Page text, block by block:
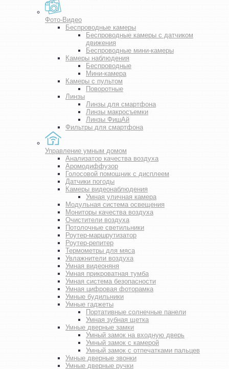
Фото-Видео
Беспроводные камеры
Беспроводные камеры с датчиком
движения
Беспроводные мини-камеры
Камеры наблюдения
Беспроводные
Мини-камера
Камеры с пультом
Поворотные
Линзы
Линзы для смартфона
Линзы макросъемки
Линзы ФишАй
Фильтры для смартфона
Управление умным домом
Анализатор качества воздуха
Аромодиффузор
Голосовой помощник с дисплеем
Датчики погоды
Камеры видеонаблюдения
Умная уличная камера
Модульная система освещения
Мониторы качества воздуха
Очистители воздуха
Потолочные светильники
Роутер-маршрутизатор
Роутер-репитер
Термометры для мяса
Увлажнители воздуха
Умная видеоняня
Умная прикроватная тумба
Умная система безопасности
Умная цифровая фоторамка
Умные будильники
Умные гаджеты
Портативные солнечные панели
Умная зубная щетка
Умные дверные замки
Умный замок на входную дверь
Умный замок с камерой
Умный замок с отпечатками пальцев
Умные дверные звонки
Умные дверные ручки